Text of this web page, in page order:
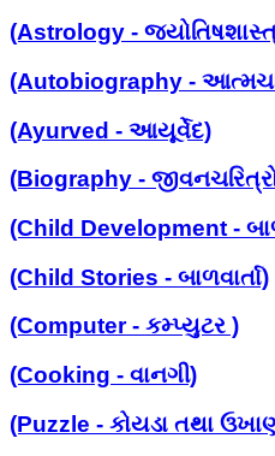
(Astrology -
(Autobiography -
(Ayurved - આયૂર્વેદ)
(Biography -
(Child Development -
(Child Stories - બાળવાર્તા)
(Computer - કમ્પ્યુટર )
(Cooking - વાનગી)
(Puzzle - કોયડા તથા